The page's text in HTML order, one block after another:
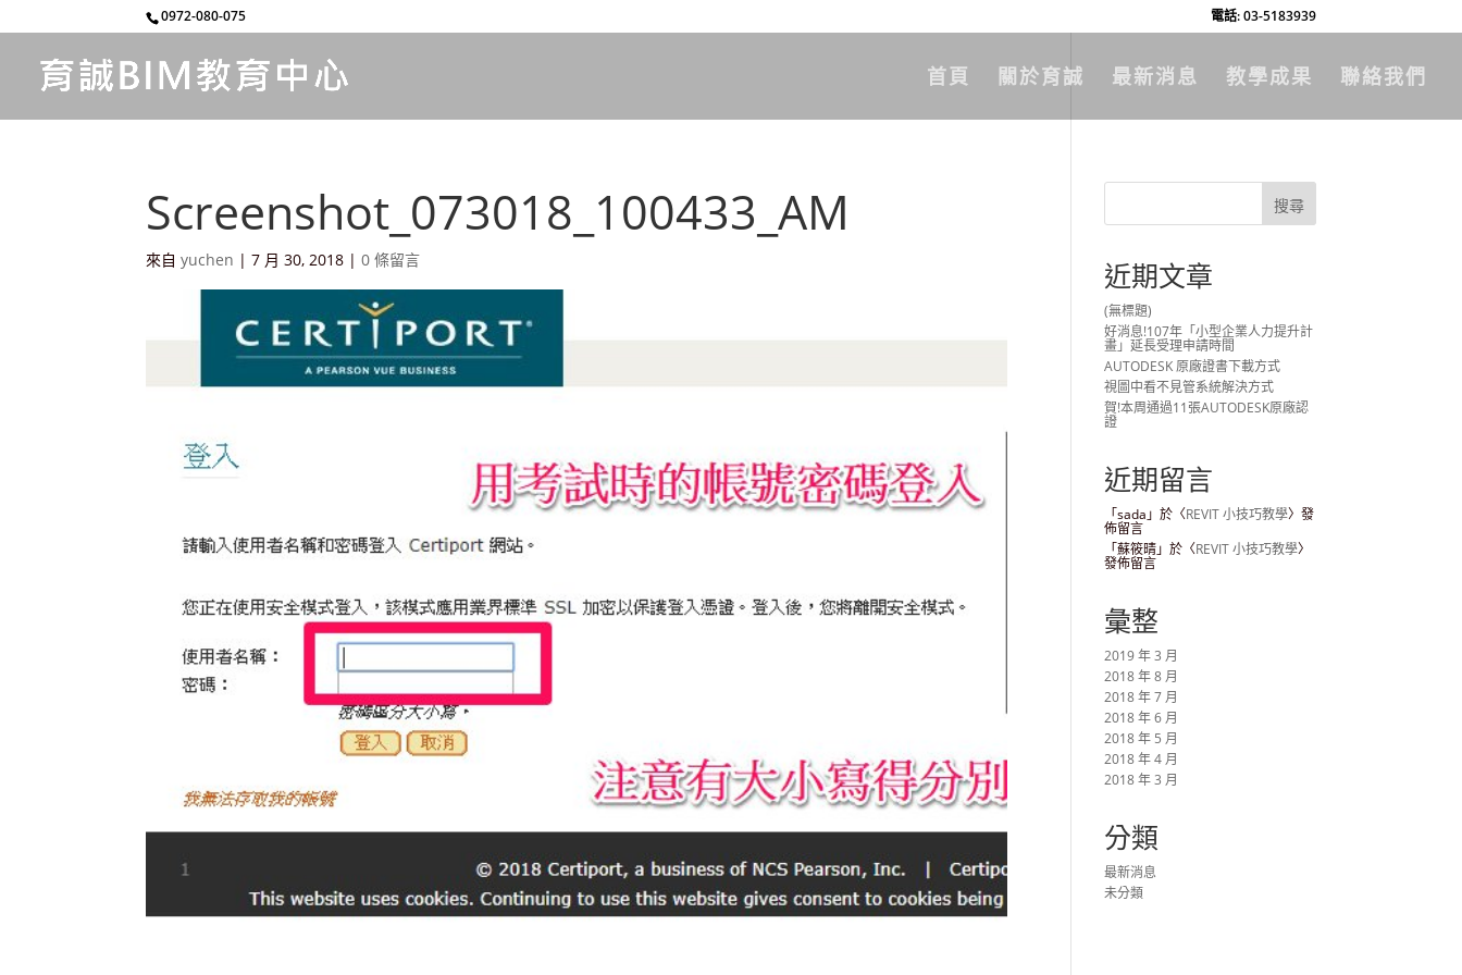
0972-080-075 電話: 03-5183939
首頁 關於育誠 最新消息 教學成果 聯絡我們
Screenshot_073018_100433_AM
來自yuchen |7 月 30, 2018 |0 條留言 近期文章
(無標題)
好消息!107年「小型企業人力提升計
畫」延長受理申請時間
AUTODESK 原廠證書下載方式
視圖中看不見管系統解決方式
賀!本周通過11張AUTODESK原廠認
證
近期留言
「sada 」於〈REVIT 小技巧教學〉發
佈留言
「蘇筱晴」於〈REVIT 小技巧教學〉
發佈留言
彙整
2019 年 3 月
2018 年 8 月
2018 年 7 月
2018 年 6 月
2018 年 5 月
2018 年 4 月
2018 年 3 月
分類
最新消息
未分類